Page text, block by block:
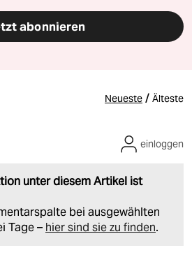
abonnieren
Neueste / Älteste
unter diesem Artikel ist
bei ausgewählten
Tage – hier sind sie zu finden.
einloggen